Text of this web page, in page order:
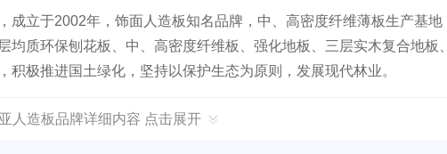
成立于2002年，饰面人造板知名品牌，中、高密度纤维薄板生产基地
均质环保刨花板、中、高密度纤维板、强化地板、三层实木复合地板
极推进国土绿化，坚持以保护生态为原则，发展现代林业。
人造板品牌详细内容 点击展开